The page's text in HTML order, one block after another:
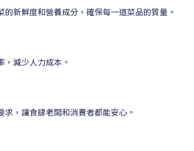
新鮮度和營養成分，確保每一道菜品的質量。
減少人力成本。
，讓食肆老闆和消費者都能安心。